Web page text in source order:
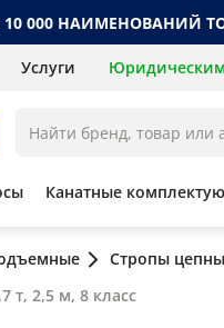
10 000 НАИМЕНОВАНИЙ
Услуги
Канатные
Стропы
т, 2,5 м, 8 класс